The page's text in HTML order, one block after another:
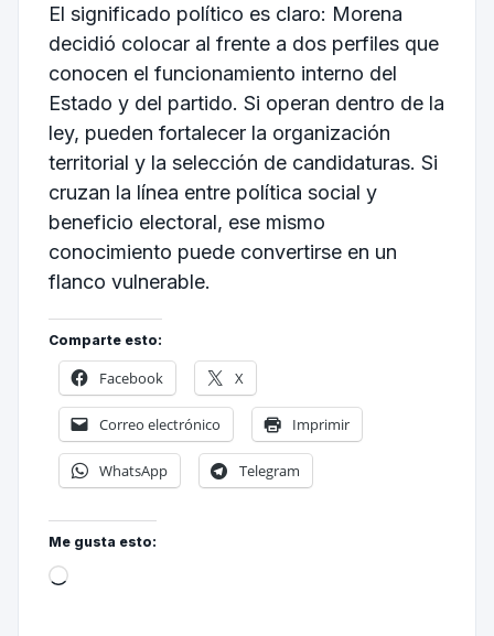
El significado político es claro: Morena
decidió colocar al frente a dos perfiles que
conocen el funcionamiento interno del
Estado y del partido. Si operan dentro de la
ley, pueden fortalecer la organización
territorial y la selección de candidaturas. Si
cruzan la línea entre política social y
beneficio electoral, ese mismo
conocimiento puede convertirse en un
flanco vulnerable.
Comparte esto:
Facebook X
Correo electrónico Imprimir
WhatsApp Telegram
Me gusta esto: